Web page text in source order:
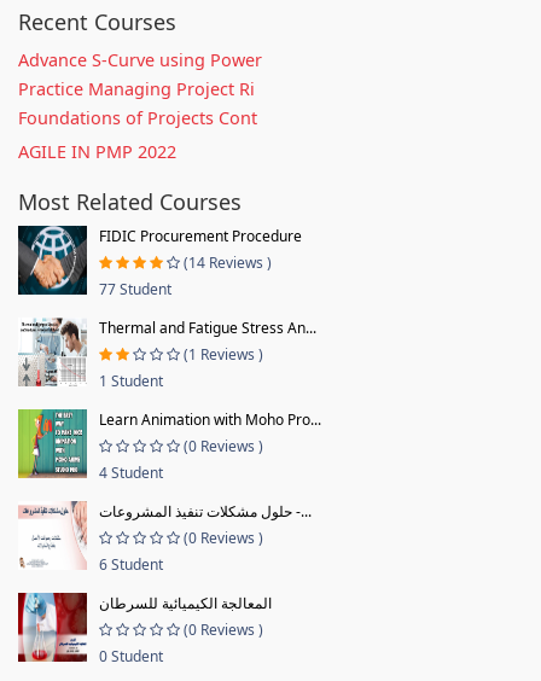
Recent Courses
Advance S-Curve using Power
Practice Managing Project Ri
Foundations of Projects Cont
AGILE IN PMP 2022
Most Related Courses
FIDIC Procurement Procedure
(14 Reviews )
77 Student
Thermal and Fatigue Stress An...
(1 Reviews )
1 Student
Learn Animation with Moho Pro...
(0 Reviews )
4 Student
حلول مشكلات تنفيذ المشروعات -...
(0 Reviews )
6 Student
المعالجة الكيميائية للسرطان
(0 Reviews )
0 Student